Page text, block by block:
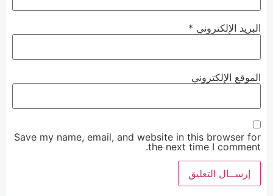
البريد الإلكتروني*
الموقع الإلكتروني
Save my name, email, and website in this browser for
the next time I comment.